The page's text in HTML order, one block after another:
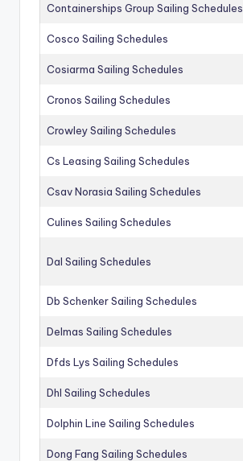
Containerships Group Sailing Schedules
Cosco Sailing Schedules
Cosiarma Sailing Schedules
Cronos Sailing Schedules
Crowley Sailing Schedules
Cs Leasing Sailing Schedules
Csav Norasia Sailing Schedules
Culines Sailing Schedules
Dal Sailing Schedules
Db Schenker Sailing Schedules
Delmas Sailing Schedules
Dfds Lys Sailing Schedules
Dhl Sailing Schedules
Dolphin Line Sailing Schedules
Dong Fang Sailing Schedules